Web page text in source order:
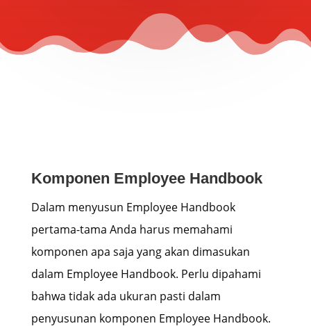
Komponen Employee Handbook
Dalam menyusun Employee Handbook
pertama-tama Anda harus memahami
komponen apa saja yang akan dimasukan
dalam Employee Handbook. Perlu dipahami
bahwa tidak ada ukuran pasti dalam
penyusunan komponen Employee Handbook.